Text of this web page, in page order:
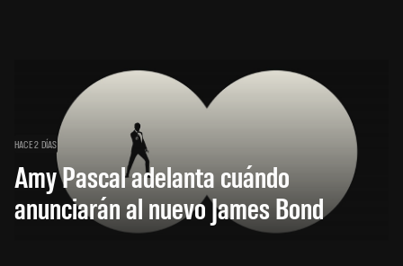
HACE 2 DÍAS
Amy Pascal adelanta cuándo
anunciarán al nuevo James Bond